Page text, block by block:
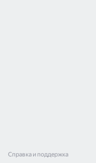
Справка и поддержка